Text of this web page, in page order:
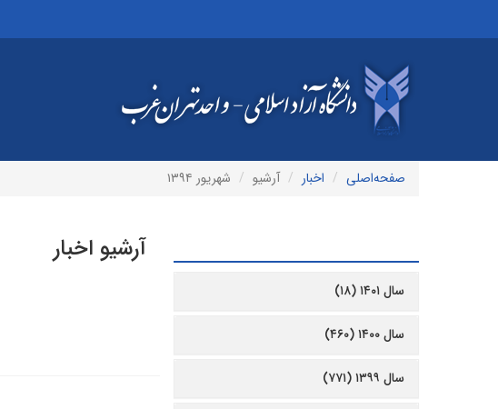
صفحه‌اصلی اخبار آرشیو شهریور ۱۳۹۴
آرشیو اخبار
سال ۱۴۰۱ (۱۸)
سال ۱۴۰۰ (۴۶۰)
سال ۱۳۹۹ (۷۷۱)